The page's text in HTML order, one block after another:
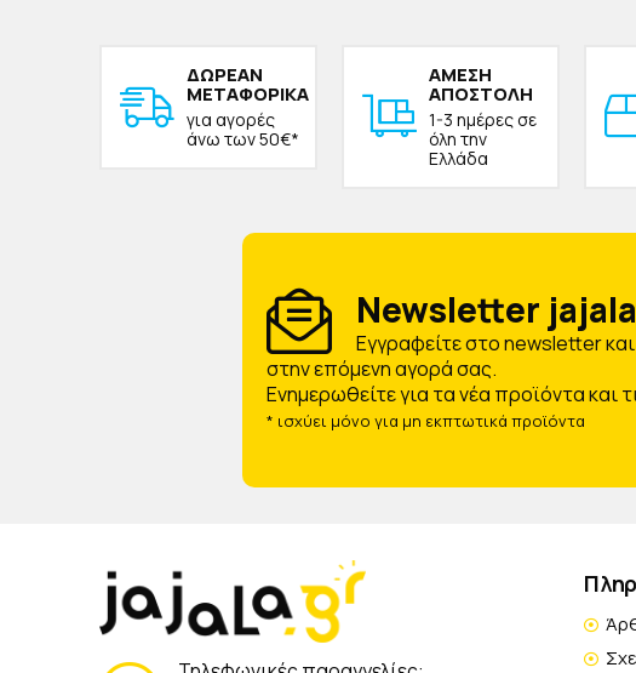
ΔΩΡΕAΝ
ΜΕΤΑΦΟΡΙΚΑ
για αγορές
άνω των 50€*
ΑΜΕΣΗ
ΑΠΟΣΤΟΛΗ
1-3 ημέρες σε
όλη την
Ελλάδα
Newsletter
Eγγραφείτε στο newsletter και
στην επόμενη αγορά σας.
Ενημερωθείτε για τα νέα προϊόντα και
* ισχύει μόνο για μη εκπτωτικά προϊόντα